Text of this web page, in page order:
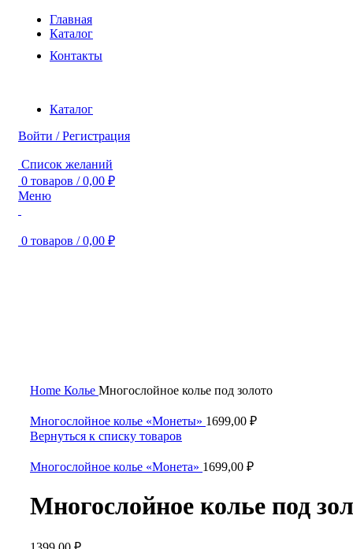
Главная
Каталог
Контакты
Каталог
Войти / Регистрация
Список желаний
0 товаров / 0,00 ₽
Меню
0 товаров / 0,00 ₽
Home Колье Многослойное колье под золото
Многослойное колье «Монеты» 1699,00 ₽
Вернуться к списку товаров
Многослойное колье «Монета» 1699,00 ₽
Многослойное колье под